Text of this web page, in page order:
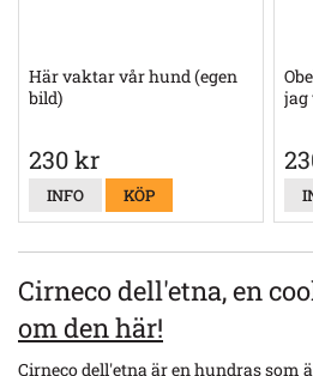
Här vaktar vår hund (egen
bild)
230 kr
INFO KÖP
jag
Cirneco dell'etna, en
om den här!
Cirneco dell'etna är en hundras som